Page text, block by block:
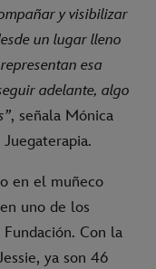
y visibilizar
un lugar lleno
esa
adelante, algo
, señala Mónica
en el muñeco
uno de los
Con la
ya son 46